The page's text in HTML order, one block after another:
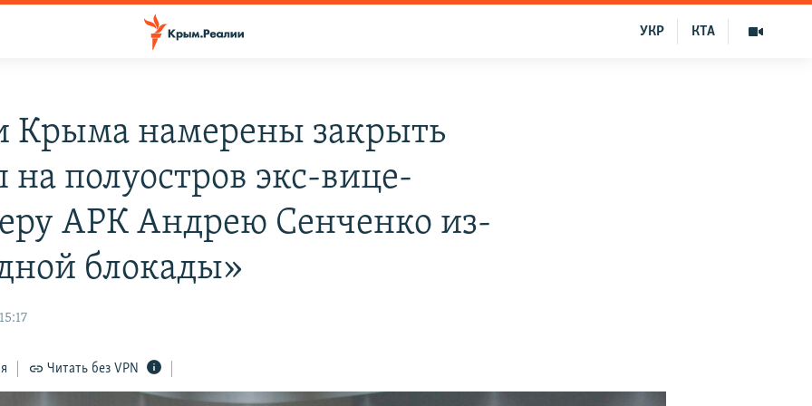
КТА
УКР
Крыма намерены закрыть
на полуостров экс-вице-
АРК Андрею Сенченко из-
блокады»
Читать без VPN